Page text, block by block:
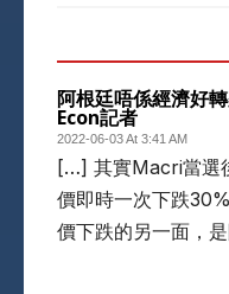
阿根廷唔係經濟好
Econ記者
2022-06-03 At 3:41 AM
[…] 其實Macri當選
價即時一次下跌
價下跌的另一面，